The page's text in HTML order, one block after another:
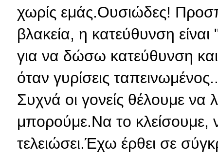
χωρίς εμάς.Ουσιώδες!
βλακεία, η κατεύθυνση
για να δώσω κατεύθυνση
όταν γυρίσεις
Συχνά οι γονείς θέλουμε να
μπορούμε.Να το κλείσουμε,
τελειώσει.Έχω έρθει σε